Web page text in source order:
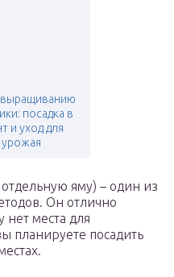
выращиванию
посадка в
и уход для
яму) – один из
Он отлично
нет места для
планируете посадить